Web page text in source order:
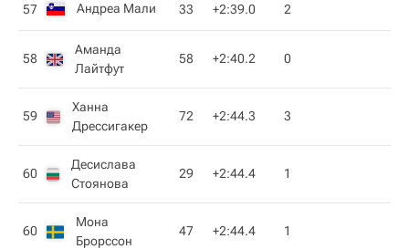
57 Андреа Мали 33 +2:39.0 2
58
Аманда
Лайтфут
58 +2:40.2 0
59
Ханна
Дрессигакер
72 +2:44.3 3
60
Десислава
Стоянова
29 +2:44.4 1
60
Мона
Брорссон
47 +2:44.4 1